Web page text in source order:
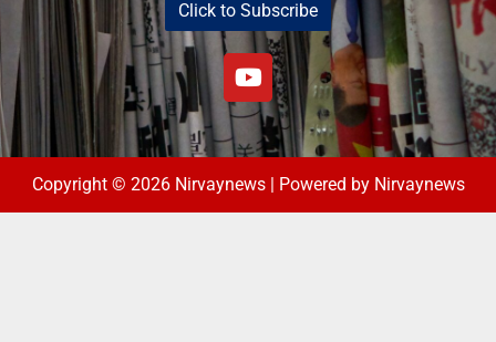
Click to Subscribe
Copyright © 2026 Nirvaynews | Powered by Nirvaynews